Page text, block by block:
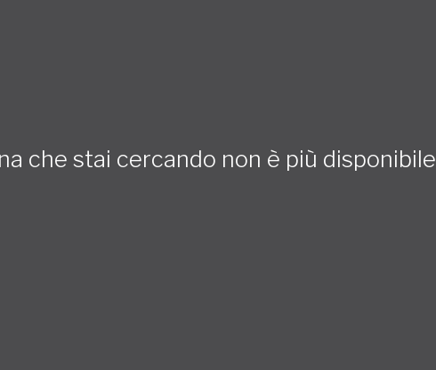
che stai cercando non è più disponibile